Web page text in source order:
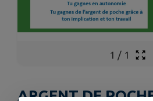
1 / 1
ARGENT DE